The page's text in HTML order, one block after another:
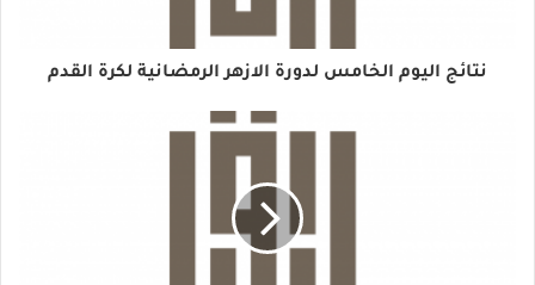
نتائج اليوم الخامس لدورة الازهر الرمضانية لكرة القدم